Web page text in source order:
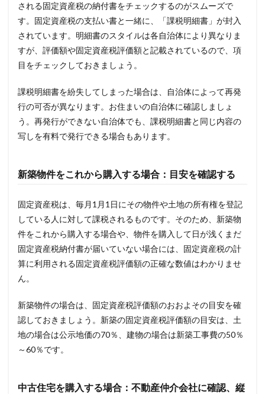
される固定資産税の納付書をチェックするのがスムーズで
す。固定資産税の支払い書と一緒に、「課税明細書」が封入
されています。明細書のスタイルは各自治体により異なりま
すが、評価額や固定資産税評価額と記載されているので、項
目をチェックしておきましょう。
課税明細書を紛失してしまった場合は、自治体によって再発
行の可否が異なります。お住まいの自治体に確認しましょ
う。再発行ができない自治体でも、課税明細書と同じ内容の
写しを有料で発行できる場合もあります。
新築物件をこれから購入する場合：目安を確認する
固定資産税は、毎月1月1日にその物件や土地の所有権を登記
している人に対して課税されるものです。そのため、新築物
件をこれから購入する場合や、物件を購入して日が浅くまだ
固定資産税納付書が届いていない場合には、固定資産税の計
算に利用される固定資産税評価額の正確な数値はわかりませ
ん。
新築物件の場合は、固定資産税評価額のおおよその目安を確
認しておきましょう。新築の固定資産税評価額の目安は、土
地の場合は公示地価の70％、建物の場合は新築工事費の50％
～60％です。
中古住宅を購入する場合：不動産仲介会社に確認、縦